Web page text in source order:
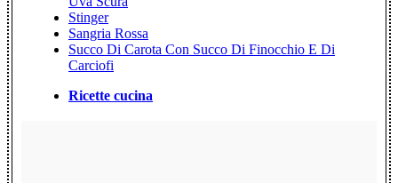
Stinger
Sangria Rossa
Succo Di Carota Con Succo Di Finocchio E Di
Carciofi
Ricette cucina